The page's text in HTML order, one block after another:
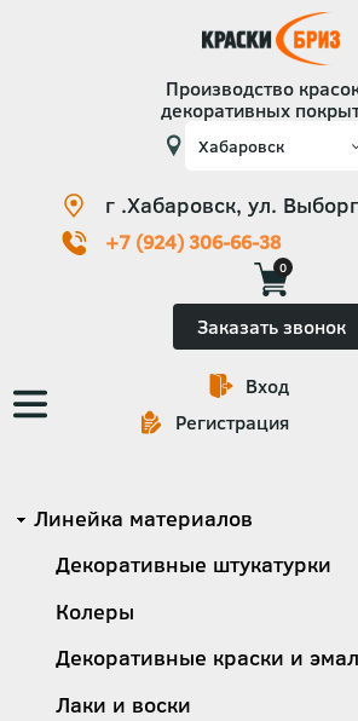
Производство
декоративных
г .Хабаровск, ул.
+7 (924) 306-66-38
0
Заказать звонок
Основная
навигация
Вход
Регистрация
Категории
Линейка материалов
Декоративные штукатурки
Колеры
Декоративные краски и
Лаки и воски